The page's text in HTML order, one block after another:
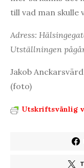
till vad man skulle
Adress:
Utställningen
Jakob
(foto)
Utskriftsvänlig